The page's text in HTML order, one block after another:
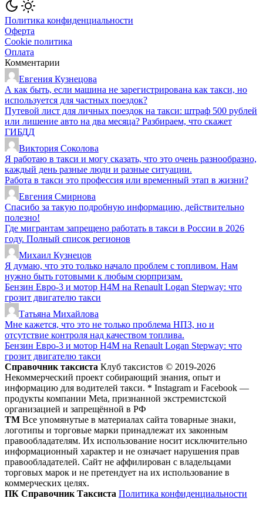
Политика конфиденциальности
Оферта
Cookie политика
Оплата
Комментарии
Евгения Кузнецова
А как быть, если машина не зарегистрирована как такси, но
используется для частных поездок?
Путевой лист для личных поездок на такси: штраф 500 рублей
или лишение авто на два месяца? Разбираем, что скажет
ГИБДД
Виктория Соколова
Я работаю в такси и могу сказать, что это очень разнообразно,
каждый день разные люди и разные ситуации.
Работа в такси это профессия или временный этап в жизни?
Евгения Смирнова
Спасибо за такую подробную информацию, действительно
полезно!
Где мигрантам запрещено работать в такси в России в 2026
году. Полный список регионов
Михаил Кузнецов
Я думаю, что это только начало проблем с топливом. Нам
нужно быть готовыми к любым сюрпризам.
Бензин Евро-3 и мотор H4M на Renault Logan Stepway: что
грозит двигателю такси
Татьяна Михайлова
Мне кажется, что это не только проблема НПЗ, но и
отсутствие контроля над качеством топлива.
Бензин Евро-3 и мотор H4M на Renault Logan Stepway: что
грозит двигателю такси
Справочник таксиста Клуб таксистов © 2019-2026
Некоммерческий проект собирающий знания, опыт и
информацию для водителей такси. * Instagram и Facebook —
продукты компании Meta, признанной экстремистской
организацией и запрещённой в РФ
ТМ Все упомянутые в материалах сайта товарные знаки,
логотипы и торговые марки принадлежат их законным
правообладателям. Их использование носит исключительно
информационный характер и не означает нарушения прав
правообладателей. Сайт не аффилирован с владельцами
торговых марок и не претендует на их использование в
коммерческих целях.
ПК Справочник Таксиста Политика конфиденциальности